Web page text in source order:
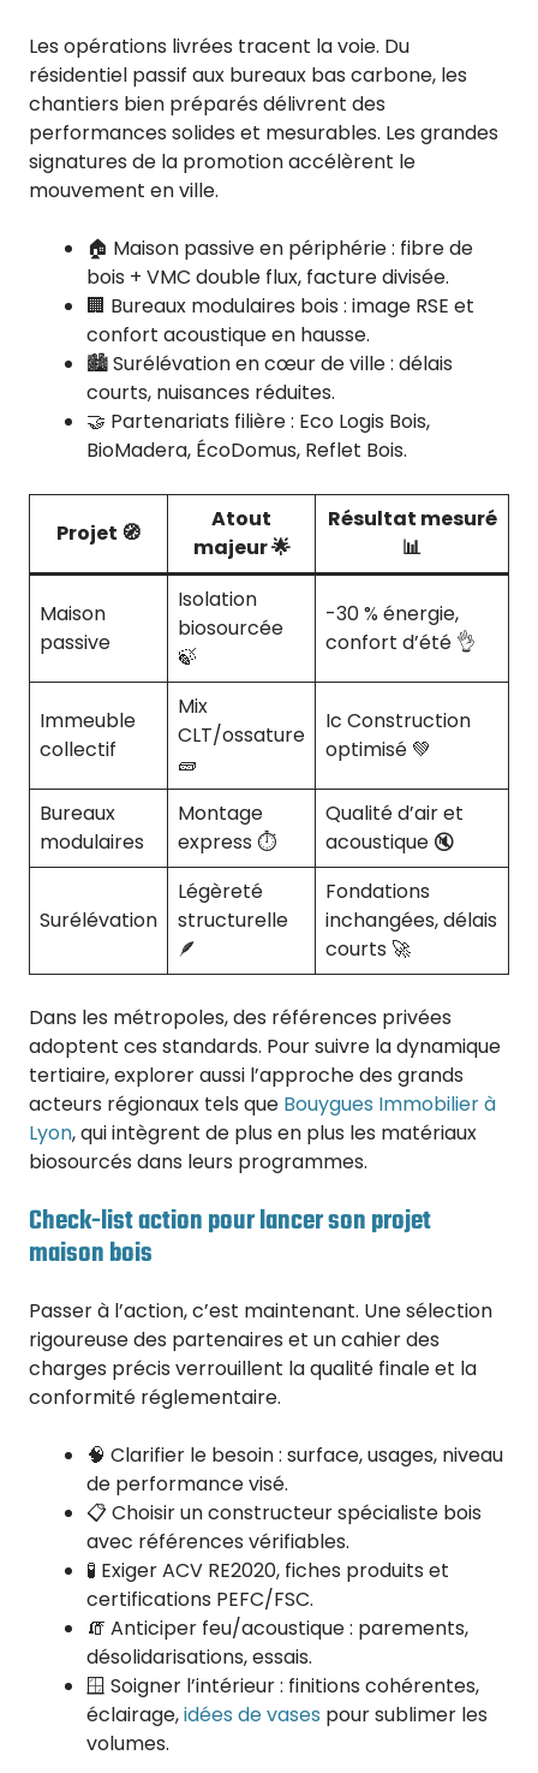
Les opérations livrées tracent la voie. Du
résidentiel passif aux bureaux bas carbone, les
chantiers bien préparés délivrent des
performances solides et mesurables. Les grandes
signatures de la promotion accélèrent le
mouvement en ville.
🏠 Maison passive en périphérie : fibre de
bois + VMC double flux, facture divisée.
🏢 Bureaux modulaires bois : image RSE et
confort acoustique en hausse.
🏙️ Surélévation en cœur de ville : délais
courts, nuisances réduites.
🤝 Partenariats filière : Eco Logis Bois,
BioMadera, ÉcoDomus, Reflet Bois.
Projet 🧭
Atout
majeur 🌟
Résultat mesuré
📊
Maison
passive
Isolation
biosourcée
🍃
-30 % énergie,
confort d’été 👌
Immeuble
collectif
Mix
CLT/ossature
🧱
Ic Construction
optimisé 💚
Bureaux
modulaires
Montage
express ⏱️
Qualité d’air et
acoustique 🔇
Surélévation
Légèreté
structurelle
🪶
Fondations
inchangées, délais
courts 🚀
Dans les métropoles, des références privées
adoptent ces standards. Pour suivre la dynamique
tertiaire, explorer aussi l’approche des grands
acteurs régionaux tels que Bouygues Immobilier à
Lyon, qui intègrent de plus en plus les matériaux
biosourcés dans leurs programmes.
Check-list action pour lancer son projet
maison bois
Passer à l’action, c’est maintenant. Une sélection
rigoureuse des partenaires et un cahier des
charges précis verrouillent la qualité finale et la
conformité réglementaire.
🧠 Clarifier le besoin : surface, usages, niveau
de performance visé.
📋 Choisir un constructeur spécialiste bois
avec références vérifiables.
🧪 Exiger ACV RE2020, fiches produits et
certifications PEFC/FSC.
🧯 Anticiper feu/acoustique : parements,
désolidarisations, essais.
🪟 Soigner l’intérieur : finitions cohérentes,
éclairage,idées de vases pour sublimer les
volumes.